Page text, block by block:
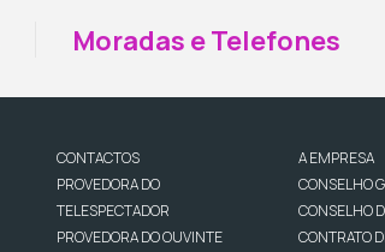
Moradas e Telefones
CONTACTOS
PROVEDORA DO
TELESPECTADOR
PROVEDORA DO OUVINTE
A EMPRESA
CONSELHO
CONSELHO
CONTRATO